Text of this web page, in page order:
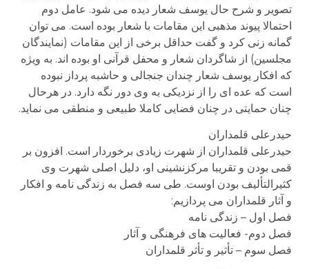
تصویر و شرح حال یوسف شعار دیده می شود. عامل دوم
احتمالا پیوند مذهبی این مقامات با شعار بوده است. می توان
گمانه زنی کرد و گفت حداقل برخی از این مقامات (نمایندگان
مجلسین) از شاگردان شعار و محفل قرآنی او بوده اند. به ویژه
که افکار یوسف شعار چندان جنجالی و حاشبه پرداز نبوده
است که عده ای را از نزدیکی به وی دور نگه دارد. در هرحال
چنان حمایتی در چنان فضایی کاملا طبیعی و منطقی می نماید.
حیدرعلی قلمداران
حیدرعلی قلمداران از شهرت زیادی برخوردار است. افزون بر
قمی بودن و تقریبا مرکزنشینی او، دلیل اصلی شهرت وی
کثیرالتألیف بودن اوست. طی سه فصل به زندگی نامه و افکار
و آثار قلمداران می پردازیم:
فصل اول – زندگی نامه
فصل دوم- فعالیت های فرهنگی و آثار
فصل سوم – تأثیر و تأثر قلمداران